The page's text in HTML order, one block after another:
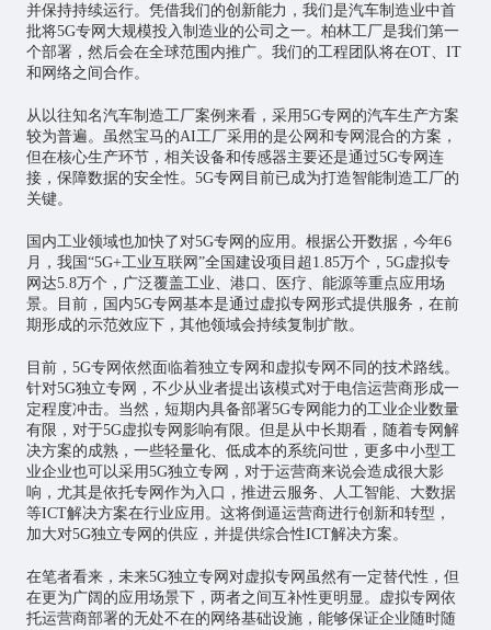
并保持持续运行。凭借我们的创新能力，我们是汽车制造业中首
批将5G专网大规模投入制造业的公司之一。柏林工厂是我们第一
个部署，然后会在全球范围内推广。我们的工程团队将在OT、IT
和网络之间合作。
从以往知名汽车制造工厂案例来看，采用5G专网的汽车生产方案
较为普遍。虽然宝马的AI工厂采用的是公网和专网混合的方案，
但在核心生产环节，相关设备和传感器主要还是通过5G专网连
接，保障数据的安全性。5G专网目前已成为打造智能制造工厂的
关键。
国内工业领域也加快了对5G专网的应用。根据公开数据，今年6
月，我国“5G+工业互联网 ”全国建设项目超1.85万个，5G虚拟专
网达5.8万个，广泛覆盖工业、港口、医疗、能源等重点应用场
景。目前，国内5G专网基本是通过虚拟专网形式提供服务，在前
期形成的示范效应下，其他领域会持续复制扩散。
目前，5G专网依然面临着独立专网和虚拟专网不同的技术路线。
针对5G独立专网，不少从业者提出该模式对于电信运营商形成一
定程度冲击。当然，短期内具备部署5G专网能力的工业企业数量
有限，对于5G虚拟专网影响有限。但是从中长期看，随着专网解
决方案的成熟，一些轻量化、低成本的系统问世，更多中小型工
业企业也可以采用5G独立专网，对于运营商来说会造成很大影
响，尤其是依托专网作为入口，推进云服务、人工智能、大数据
等ICT解决方案在行业应用。这将倒逼运营商进行创新和转型，
加大对5G独立专网的供应，并提供综合性ICT解决方案。
在笔者看来，未来5G独立专网对虚拟专网虽然有一定替代性，但
在更为广阔的应用场景下，两者之间互补性更明显。虚拟专网依
托运营商部署的无处不在的网络基础设施，能够保证企业随时随